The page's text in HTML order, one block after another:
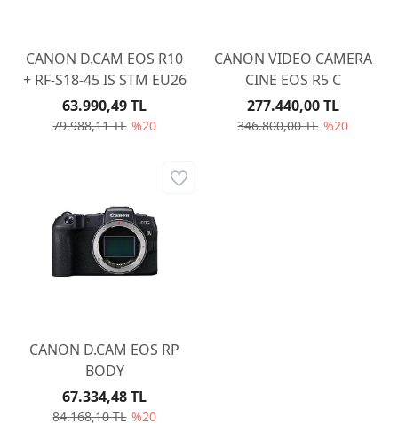
CANON D.CAM EOS R10
+ RF-S18-45 IS STM EU26
79.988,11 TL %20
63.990,49 TL
CANON VIDEO CAMERA
CINE EOS R5 C
346.800,00 TL %20
277.440,00 TL
CANON D.CAM EOS RP
BODY
84.168,10 TL %20
67.334,48 TL